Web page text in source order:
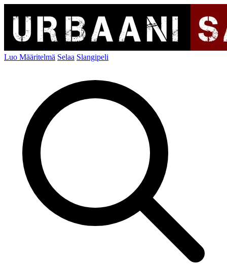
Luo Määritelmä Selaa Slangipeli